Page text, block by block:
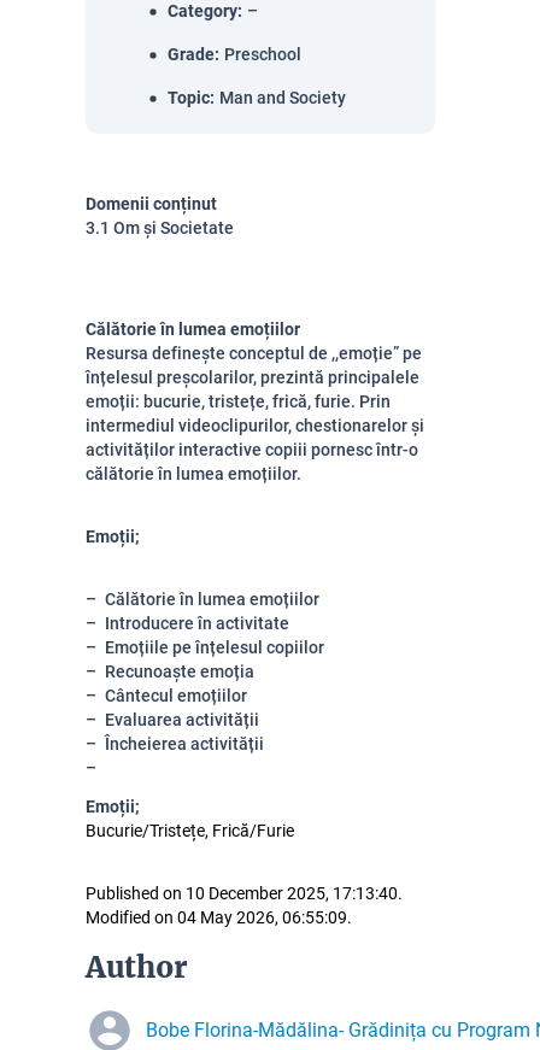
Category: –
Grade: Preschool
Topic: Man and Society
Domenii conținut
3.1 Om și Societate
Călătorie în lumea emoțiilor
Resursa definește conceptul de ,,emoție” pe
înțelesul preșcolarilor, prezintă principalele
emoții: bucurie, tristețe, frică, furie. Prin
intermediul videoclipurilor, chestionarelor și
activităților interactive copiii pornesc într-o
călătorie în lumea emoțiilor.
Emoții;
Călătorie în lumea emoțiilor
Introducere în activitate
Emoțiile pe înțelesul copiilor
Recunoaște emoția
Cântecul emoțiilor
Evaluarea activității
Încheierea activității
Emoții;
Bucurie/Tristețe, Frică/Furie
Published on 10 December 2025, 17:13:40.
Modified on 04 May 2026, 06:55:09.
Author
Bobe Florina-Mădălina- Grădinița cu